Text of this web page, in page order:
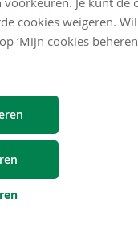
cookies weigeren.
‘Mijn cookies